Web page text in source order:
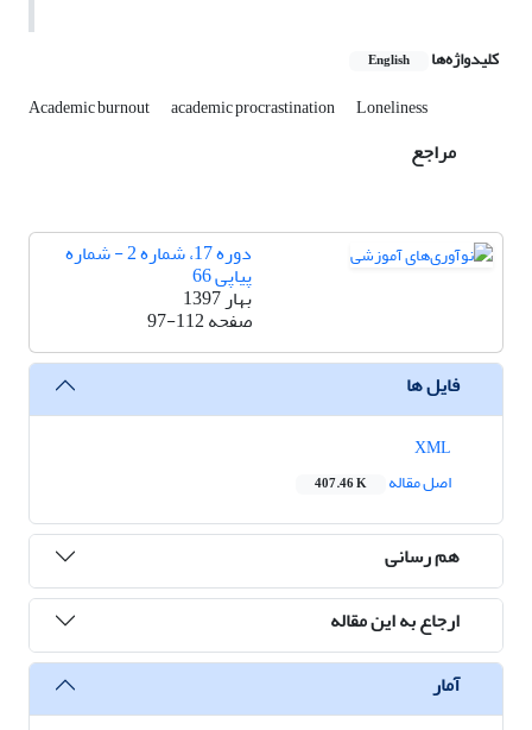
کلیدواژه‌ها English
Academic burnout academic procrastination Loneliness
مراجع
دوره 17، شماره 2 - شماره
پیاپی 66
بهار 1397
صفحه97-112
فایل ها
اصل مقاله
407.46 K
هم رسانی
ارجاع به این مقاله
آمار